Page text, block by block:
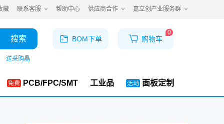
藏 联系客服 帮助中心 供应商合作 嘉立创产业服务群
搜索
送采购晶
BOM下单 购物车
0
PCB/FPC/SMT 工业品 面板定制